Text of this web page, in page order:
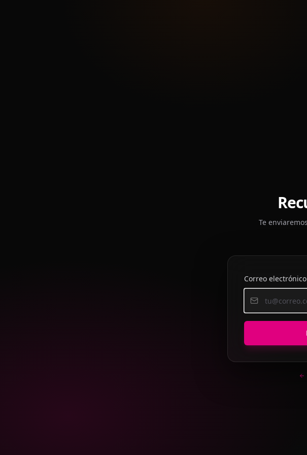
Te
Correo electrónico